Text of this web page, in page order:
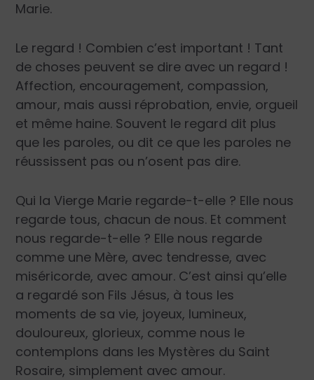
Marie.
Le regard ! Combien c’est important ! Tant
de choses peuvent se dire avec un regard !
Affection, encouragement, compassion,
amour, mais aussi réprobation, envie, orgueil
et même haine. Souvent le regard dit plus
que les paroles, ou dit ce que les paroles ne
réussissent pas ou n’osent pas dire.
Qui la Vierge Marie regarde-t-elle ? Elle nous
regarde tous, chacun de nous. Et comment
nous regarde-t-elle ? Elle nous regarde
comme une Mère, avec tendresse, avec
miséricorde, avec amour. C’est ainsi qu’elle
a regardé son Fils Jésus, à tous les
moments de sa vie, joyeux, lumineux,
douloureux, glorieux, comme nous le
contemplons dans les Mystères du Saint
Rosaire, simplement avec amour.